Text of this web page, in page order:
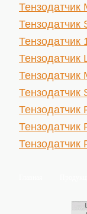
Тензодатчик
Тензодатчик
Тензодатчик
Тензодатчик
Тензодатчик
Тензодатчик
Тензодатчик
Тензодатчик
Тензодатчик